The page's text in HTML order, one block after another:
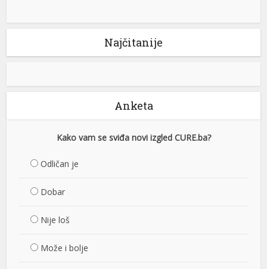
Najčitanije
Anketa
Kako vam se sviđa novi izgled CURE.ba?
Odličan je
Dobar
Nije loš
Može i bolje